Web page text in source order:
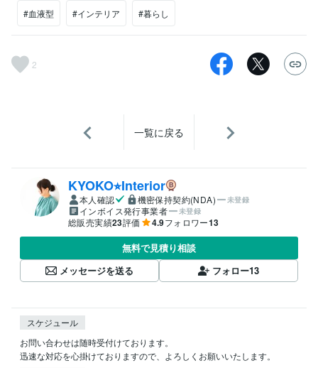
#血液型 #インテリア #暮らし
2
一覧に戻る
KYOKO⭐︎Interior
本人確認 機密保持契約(NDA) 未登録
インボイス発行事業者 未登録
総販売実績23評価 4.9フォロワー13
無料で見積り相談
メッセージを送る
フォロー13
スケジュール
お問い合わせは随時受付けております。
迅速な対応を心掛けておりますので、よろしくお願いいたします。